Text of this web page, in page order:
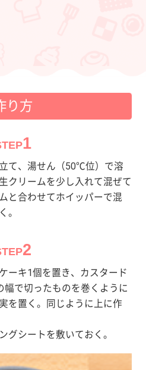
り方
1
て、湯せん（50℃位）で溶
クリームを少し入れて混ぜて
と合わせてホイッパーで混
。
2
ーキ1個を置き、カスタード
幅で切ったものを巻くように
を置く。同じように上に作
シートを敷いておく。